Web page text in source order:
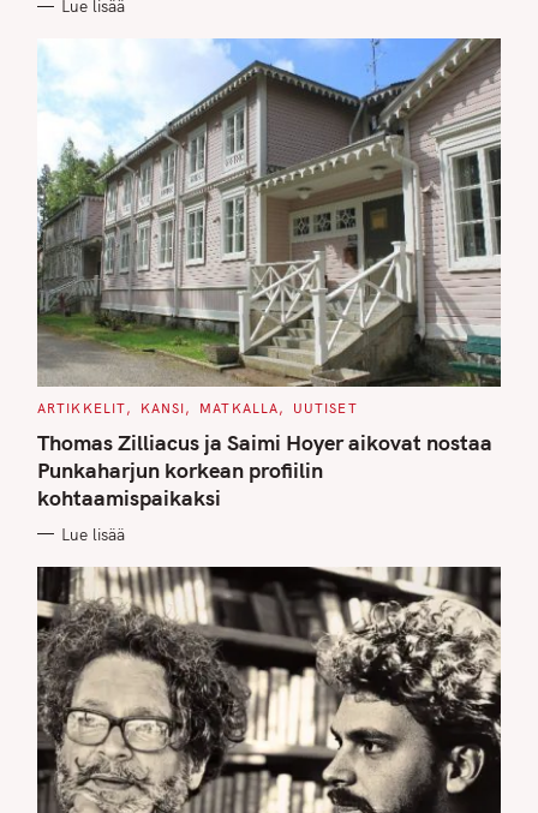
I
Lue lisää
C
T
E
G
O
R
I
S
ARTIKKELIT KANSI MATKALLA UUTISET
Thomas Zilliacus ja Saimi Hoyer aikovat nostaa
Punkaharjun korkean profiilin
kohtaamispaikaksi
Lue lisää